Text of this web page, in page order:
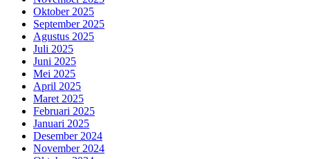
Oktober 2025
September 2025
Agustus 2025
Juli 2025
Juni 2025
Mei 2025
April 2025
Maret 2025
Februari 2025
Januari 2025
Desember 2024
November 2024